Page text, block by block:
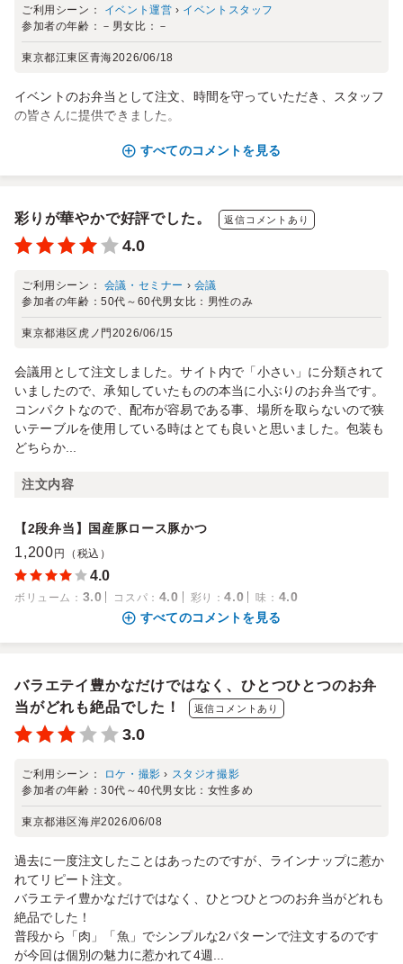
ご利用シーン： イベント運営 › イベントスタッフ
参加者の年齢： － 男女比： －
東京都江東区青海2026/06/18
イベントのお弁当として注文、時間を守っていただき、スタッフ
の皆さんに提供できました。
すべてのコメントを見る
彩りが華やかで好評でした。 返信コメントあり
4.0
ご利用シーン： 会議・セミナー › 会議
参加者の年齢：50代～60代男女比： 男性のみ
東京都港区虎ノ門 2026/06/15
会議用として注文しました。サイト内で「小さい」に分類されて
いましたので、承知していたものの本当に小ぶりのお弁当です。
コンパクトなので、配布が容易である事、場所を取らないので狭
いテーブルを使用している時はとても良いと思いました。包装も
どちらか...
注文内容
【2段弁当】国産豚ロース豚かつ
1,200 円（税込）
4.0
ボリューム ： 3.0 コスパ ： 4.0 彩り ：4.0 味 ： 4.0
すべてのコメントを見る
バラエテイ豊かなだけではなく、ひとつひとつのお弁
当がどれも絶品でした！
返信コメントあり
3.0
ご利用シーン： ロケ・撮影 › スタジオ撮影
参加者の年齢：30代～40代男女比： 女性多め
東京都港区海岸2026/06/08
過去に一度注文したことはあったのですが、ラインナップに惹か
れてリピート注文。
バラエテイ豊かなだけではなく、ひとつひとつのお弁当がどれも
絶品でした！
普段から「肉」「魚」でシンプルな2パターンで注文するのです
が今回は個別の魅力に惹かれて4週...